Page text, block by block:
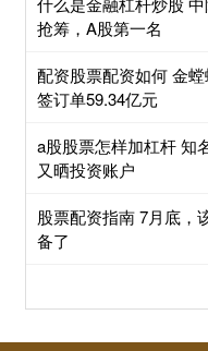
抢筹，A股第一名
配资股票配资如何 金
签订单59.34亿元
a股股票怎样加杠杆 知
又晒投资账户
股票配资指南 7月底，
备了